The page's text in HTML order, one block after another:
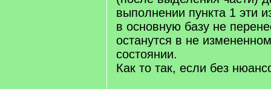
выполнении пункта 1 эти
в основную базу не
останутся в не
состоянии.
Как то так, если без